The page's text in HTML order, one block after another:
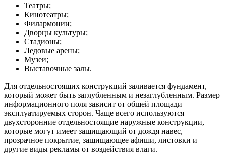
Театры;
Кинотеатры;
Филармонии;
Дворцы культуры;
Стадионы;
Ледовые арены;
Музеи;
Выставочные залы.
Для отдельностоящих конструкций заливается фундамент,
который может быть заглубленным и незаглубленным. Размер
информационного поля зависит от общей площади
эксплуатируемых сторон. Чаще всего используются
двухсторонние отдельностоящие наружные конструкции,
которые могут имеет защищающий от дождя навес,
прозрачное покрытие, защищающее афиши, листовки и
другие виды рекламы от воздействия влаги.